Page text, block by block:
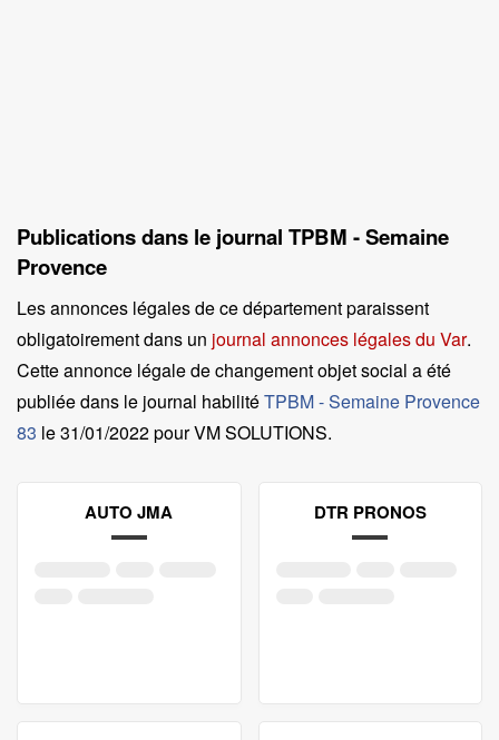
Publications dans le journal TPBM - Semaine
Provence
Les annonces légales de ce département paraissent
obligatoirement dans un journal annonces légales du Var.
Cette annonce légale de changement objet social a été
publiée dans le journal habilitéTPBM - Semaine Provence
83 le31/01/2022 pour VM SOLUTIONS.
AUTO JMA DTR PRONOS